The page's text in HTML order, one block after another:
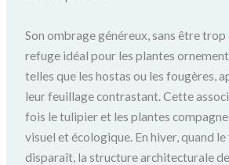
Son ombrage généreux, sans être trop
refuge idéal pour les plantes
telles que les hostas ou les fougères,
leur feuillage contrastant. Cette
fois le tulipier et les plantes
visuel et écologique. En hiver, quand
disparaît, la structure architecturale